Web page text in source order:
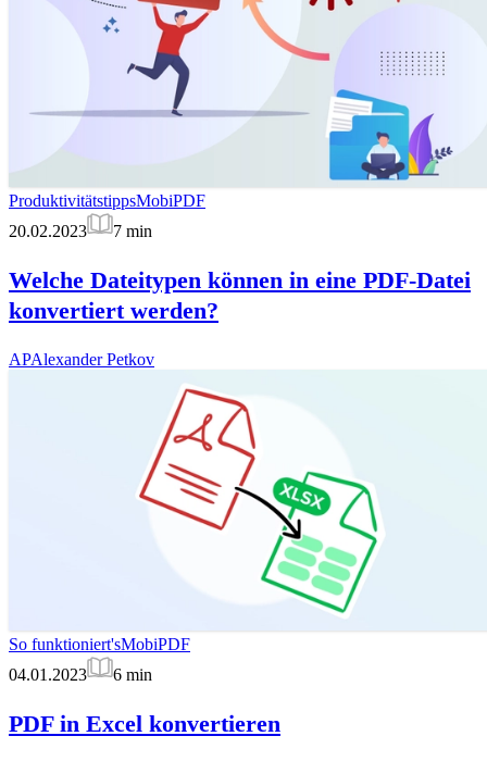
ProduktivitätstippsMobiPDF
20.02.2023
7 min
Welche Dateitypen können in eine PDF-Datei
konvertiert werden?
APAlexander Petkov
So funktioniert'sMobiPDF
04.01.2023
6 min
PDF in Excel konvertieren